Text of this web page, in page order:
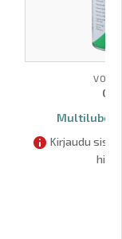
Multilube
Kirjaudu